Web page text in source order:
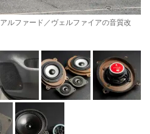
ルファード／ヴェルファイアの音質改